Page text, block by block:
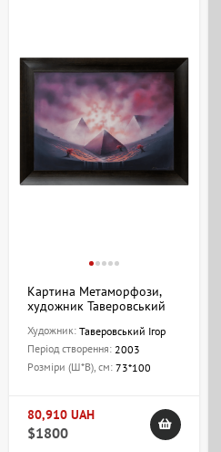
Картина Метаморфози,
художник Таверовський
Художник: Таверовський Ігор
Період створення: 2003
Розміри (Ш*В), см: 73*100
80,910 UAH
$1800